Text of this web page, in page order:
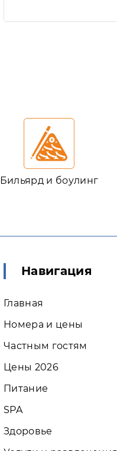
Бильярд и боулинг
Навигация
Главная
Номера и цены
Частным гостям
Цены 2026
Питание
SPA
Здоровье